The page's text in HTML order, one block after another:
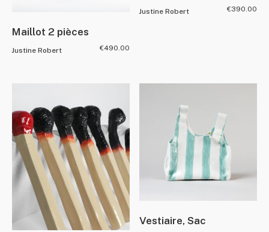
Maillot 2 pièces
Justine Robert €490.00
Justine Robert €390.00
Vestiaire, Sac